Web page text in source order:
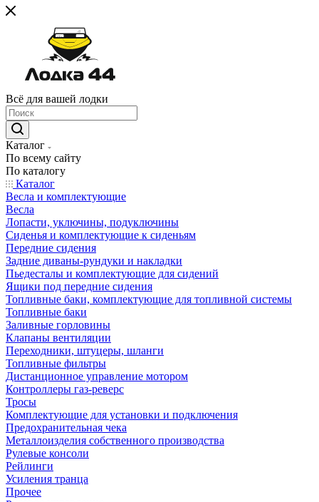
Всё для вашей лодки
Каталог
По всему сайту
По каталогу
Каталог
Весла и комплектующие
Весла
Лопасти, уключины, подуключины
Сиденья и комплектующие к сиденьям
Передние сидения
Задние диваны-рундуки и накладки
Пьедесталы и комплектующие для сидений
Ящики под передние сидения
Топливные баки, комплектующие для топливной системы
Топливные баки
Заливные горловины
Клапаны вентиляции
Переходники, штуцеры, шланги
Топливные фильтры
Дистанционное управление мотором
Контроллеры газ-реверс
Тросы
Комплектующие для установки и подключения
Предохранительная чека
Металлоизделия собственного производства
Рулевые консоли
Рейлинги
Усиления транца
Прочее